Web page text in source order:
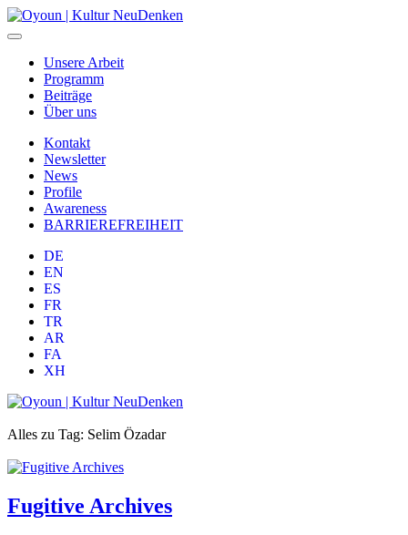
Unsere Arbeit
Programm
Beiträge
Über uns
Kontakt
Newsletter
News
Profile
Awareness
BARRIEREFREIHEIT
DE
EN
ES
FR
TR
AR
FA
XH
Alles zu Tag: Selim Özadar
Fugitive Archives